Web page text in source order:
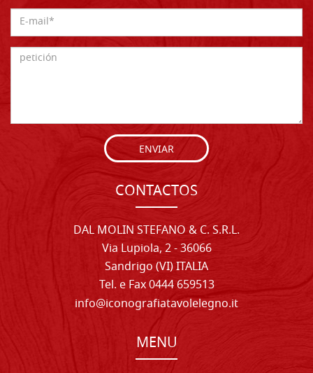
ENVIAR
CONTACTOS
DAL MOLIN STEFANO & C. S.R.L.
Via Lupiola, 2 - 36066
Sandrigo (VI) ITALIA
Tel. e Fax 0444 659513
info@iconografiatavolelegno.it
MENU